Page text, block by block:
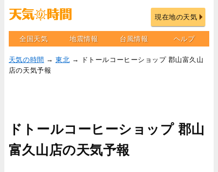
現在地の天気
全国天気 地震情報 台風情報 ヘルプ
天気の時間 →東北 → ドトールコーヒーショップ 郡山富久山
店の天気予報
ドトールコーヒーショップ 郡山
富久山店の天気予報